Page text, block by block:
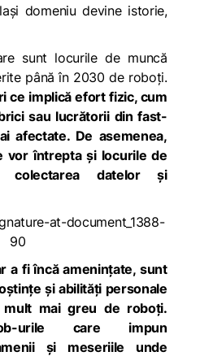
domeniu devine istorie,
sunt locurile de muncă
până în 2030 de roboți.
ce implică efort fizic, cum
sau lucrătorii din fast-
afectate. De asemenea,
vor întrepta şi locurile de
colectarea datelor şi
a fi încă amenințate, sunt
și abilități personale
mai greu de roboți.
urile care impun
şi meseriile unde